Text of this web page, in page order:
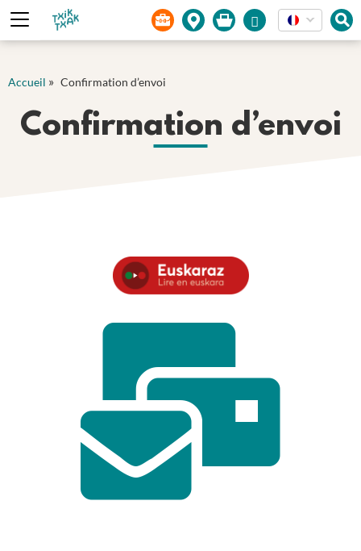
Panneau de gestion des cookies
Accueil » Confirmation d’envoi
Confirmation d’envoi